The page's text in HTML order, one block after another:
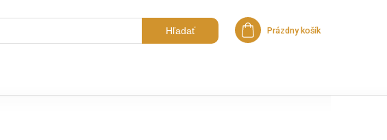
Hľadať Nákupný košík
Prázdny košík